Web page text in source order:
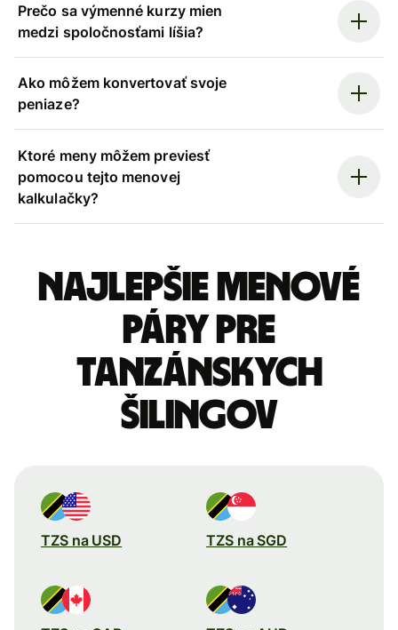
Prečo sa výmenné kurzy mien
medzi spoločnosťami líšia?
Ako môžem konvertovať svoje
peniaze?
Ktoré meny môžem previesť
pomocou tejto menovej
kalkulačky?
Najlepšie menové
páry pre
Tanzánskych
šilingov
TZS na USD TZS na SGD